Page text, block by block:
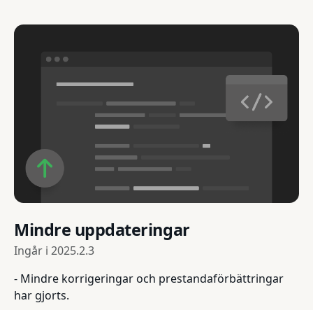
Mindre uppdateringar
Ingår i 2025.2.3
- Mindre korrigeringar och prestandaförbättringar
har gjorts.